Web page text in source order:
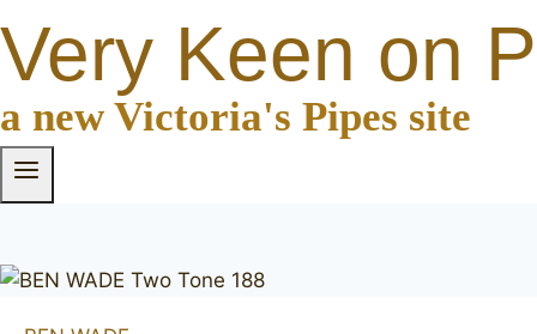
Very Keen on
a new Victoria's Pipes site